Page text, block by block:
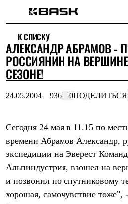
Интернет-магазин
Мужская одежда
Утепленная пухом
Куртки
Брюки
Комбинезоны
Штормовая одежда
Куртки
Софтшелл одежда
Куртки
Брюки
Куртки
К СПИСКУ
АЛЕКСАНДР АБРАМОВ -
РОССИЯНИН НА
СЕЗОНЕ!
24.05.2004 936 0ПОДЕЛИТЬСЯ
Сегодня 24 мая в 11.15 по
времени Абрамов Александр,
экспедиции на Эверест
Альпиндустрия, взошел на
и позвонил по спутниковому
хорошая, самочувствие